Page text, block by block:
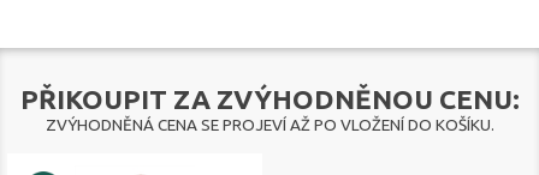
PŘIKOUPIT ZA ZVÝHODNĚNOU CENU:
ZVÝHODNĚNÁ CENA SE PROJEVÍ AŽ PO VLOŽENÍ DO KOŠÍKU.